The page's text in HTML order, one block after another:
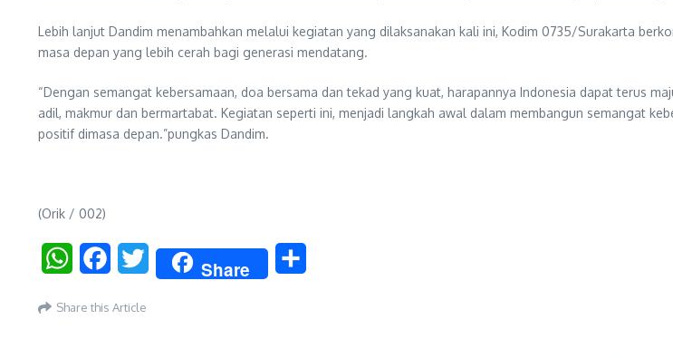
Lebih lanjut Dandim menambahkan melalui kegiatan yang dilaksanakan kali ini, Kodim 0735/Surakarta
masa depan yang lebih cerah bagi generasi mendatang.
“Dengan semangat kebersamaan, doa bersama dan tekad yang kuat, harapannya Indonesia dapat terus
adil, makmur dan bermartabat. Kegiatan seperti ini, menjadi langkah awal dalam membangun semangat
positif dimasa depan.”pungkas Dandim.
(Orik / 002)
WhatsAppFacebookTwitter Share
Share this Article